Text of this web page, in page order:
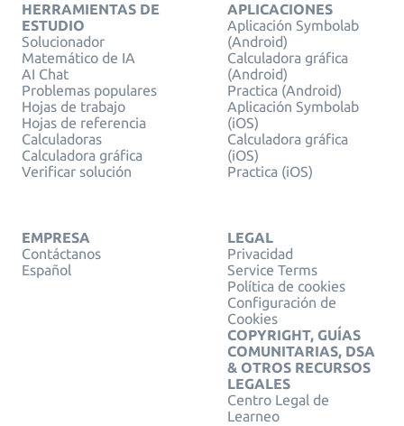
HERRAMIENTAS DE
ESTUDIO
Solucionador
Matemático de IA
AI Chat
Problemas populares
Hojas de trabajo
Hojas de referencia
Calculadoras
Calculadora gráfica
Verificar solución
APLICACIONES
Aplicación Symbolab
(Android)
Calculadora gráfica
(Android)
Practica (Android)
Aplicación Symbolab
(iOS)
Calculadora gráfica
(iOS)
Practica (iOS)
EMPRESA
Contáctanos
Español
LEGAL
Privacidad
Service Terms
Política de cookies
Configuración de
Cookies
COPYRIGHT, GUÍAS
COMUNITARIAS, DSA
& OTROS RECURSOS
LEGALES
Centro Legal de
Learneo